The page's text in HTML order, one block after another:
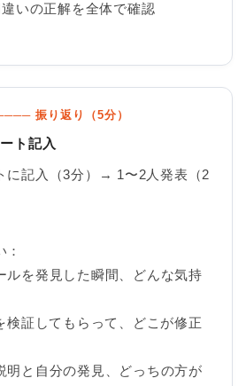
いの正解を全体で確認
振り返り（5分）
ト記入
に記入（3分）→ 1〜2人発表（2
を発見した瞬間、どんな気持
証してもらって、どこが修正
と自分の発見、どっちの方が